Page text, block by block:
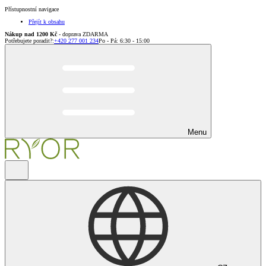
Přístupnostní navigace
Přejít k obsahu
Nákup nad 1200 Kč - doprava ZDARMA
Potřebujete poradit?:+420 277 001 234Po - Pá: 6:30 - 15:00
Menu